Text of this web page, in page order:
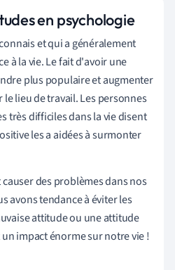
en psychologie
et qui a généralement
à la vie. Le fait d'avoir une
plus populaire et augmenter
le lieu de travail. Les personnes
très difficiles dans la vie disent
les a aidées à surmonter
des problèmes dans nos
avons tendance à éviter les
attitude ou une attitude
impact énorme sur notre vie !